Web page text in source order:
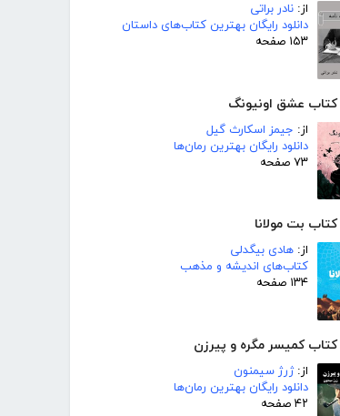
از: نادر براتی
دانلود رایگان بهترین کتاب‌های داستان
۱۵۳ صفحه
کتاب عشق اونیونگ
از: جیمز اسکارث گیل
دانلود رایگان بهترین رمان‌ها
۷۳ صفحه
کتاب بت مولانا
از: هادی بیگدلی
کتاب‌های اندیشه و مذهب
۱۳۴ صفحه
کتاب کمیسر مگره و پیرزن
از:ژرژ سیمنون
دانلود رایگان بهترین رمان‌ها
۴۲ صفحه